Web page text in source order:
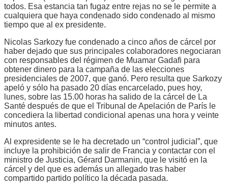
todos. Esa estancia tan fugaz entre rejas no se le permite a
cualquiera que haya condenado sido condenado al mismo
tiempo que al ex presidente.
Nicolas Sarkozy fue condenado a cinco años de cárcel por
haber dejado que sus principales colaboradores negociaran
con responsables del régimen de Muamar Gadafi para
obtener dinero para la campaña de las elecciones
presidenciales de 2007, que ganó. Pero resulta que Sarkozy
apeló y sólo ha pasado 20 días encarcelado, pues hoy,
lunes, sobre las 15.00 horas ha salido de la cárcel de La
Santé después de que el Tribunal de Apelación de París le
concediera la libertad condicional apenas una hora y veinte
minutos antes.
Al expresidente se le ha decretado un “control judicial”, que
incluye la prohibición de salir de Francia y contactar con el
ministro de Justicia, Gérard Darmanin, que le visitó en la
cárcel y del que es además un allegado tras haber
compartido partido político la década pasada.